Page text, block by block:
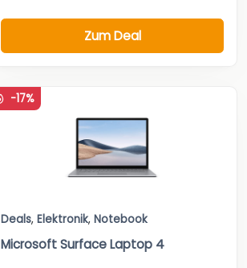
Zum Deal
-17%
Deals, Elektronik, Notebook
Microsoft Surface Laptop 4